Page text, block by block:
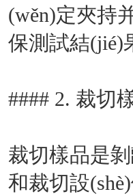
(wěn)定夾持并
保測試結(jié)
#### 2. 裁切
裁切樣品是
和裁切設